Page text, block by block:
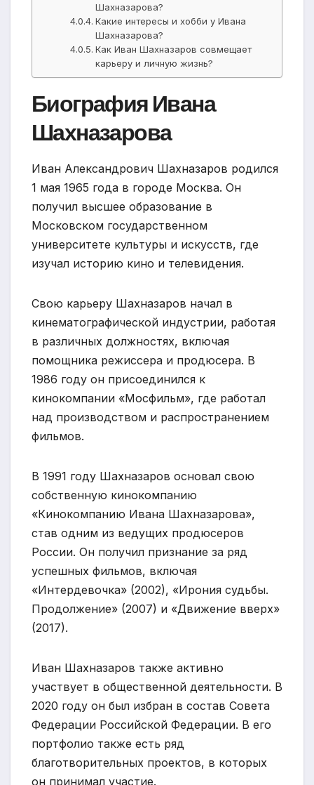
Шахназарова?
Какие интересы и хобби у Ивана
Шахназарова?
Как Иван Шахназаров совмещает
карьеру и личную жизнь?
Биография Ивана
Шахназарова
Иван Александрович Шахназаров родился
1 мая 1965 года в городе Москва. Он
получил высшее образование в
Московском государственном
университете культуры и искусств, где
изучал историю кино и телевидения.
Свою карьеру Шахназаров начал в
кинематографической индустрии, работая
в различных должностях, включая
помощника режиссера и продюсера. В
1986 году он присоединился к
кинокомпании «Мосфильм», где работал
над производством и распространением
фильмов.
В 1991 году Шахназаров основал свою
собственную кинокомпанию
«Кинокомпанию Ивана Шахназарова»,
став одним из ведущих продюсеров
России. Он получил признание за ряд
успешных фильмов, включая
«Интердевочка» (2002), «Ирония судьбы.
Продолжение» (2007) и «Движение вверх»
(2017).
Иван Шахназаров также активно
участвует в общественной деятельности. В
2020 году он был избран в состав Совета
Федерации Российской Федерации. В его
портфолио также есть ряд
благотворительных проектов, в которых
он принимал участие.